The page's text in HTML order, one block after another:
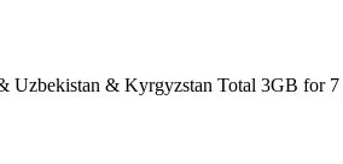
Uzbekistan & Kyrgyzstan Total 3GB for 7